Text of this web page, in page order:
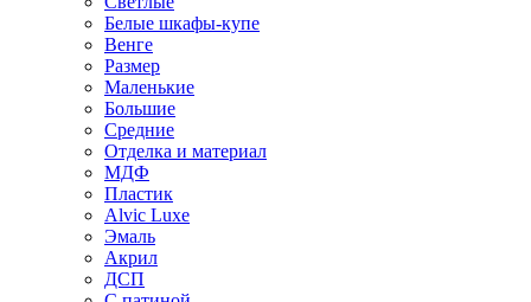
Белые шкафы-купе
Венге
Размер
Маленькие
Большие
Средние
Отделка и материал
МДФ
Пластик
Alvic Luxe
Эмаль
Акрил
ДСП